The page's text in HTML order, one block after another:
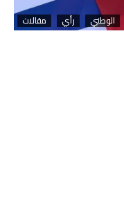
الوطني رأي مقالات